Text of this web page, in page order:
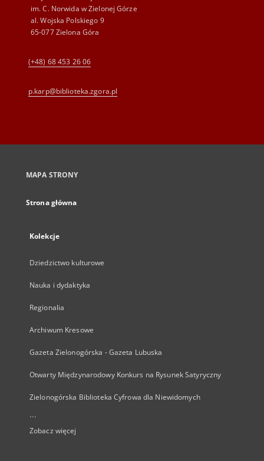
im. C. Norwida w Zielonej Górze
al. Wojska Polskiego 9
65-077 Zielona Góra
(+48) 68 453 26 06
p.karp@biblioteka.zgora.pl
MAPA STRONY
Strona główna
Kolekcje
Dziedzictwo kulturowe
Nauka i dydaktyka
Regionalia
Archiwum Kresowe
Gazeta Zielonogórska - Gazeta Lubuska
Otwarty Międzynarodowy Konkurs na Rysunek Satyryczny
Zielonogórska Biblioteka Cyfrowa dla Niewidomych
...
Zobacz więcej